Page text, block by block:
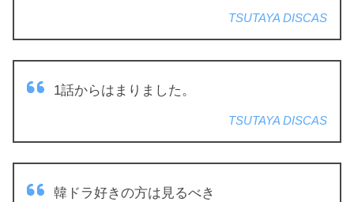
TSUTAYA DISCAS
1話からはまりました。
TSUTAYA DISCAS
韓ドラ好きの方は見るべき